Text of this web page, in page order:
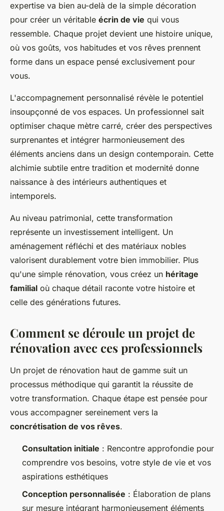
expertise va bien au-delà de la simple décoration
pour créer un véritable écrin de vie qui vous
ressemble. Chaque projet devient une histoire unique,
où vos goûts, vos habitudes et vos rêves prennent
forme dans un espace pensé exclusivement pour
vous.
L'accompagnement personnalisé révèle le potentiel
insoupçonné de vos espaces. Un professionnel sait
optimiser chaque mètre carré, créer des perspectives
surprenantes et intégrer harmonieusement des
éléments anciens dans un design contemporain. Cette
alchimie subtile entre tradition et modernité donne
naissance à des intérieurs authentiques et
intemporels.
Au niveau patrimonial, cette transformation
représente un investissement intelligent. Un
aménagement réfléchi et des matériaux nobles
valorisent durablement votre bien immobilier. Plus
qu'une simple rénovation, vous créez un héritage
familial où chaque détail raconte votre histoire et
celle des générations futures.
Comment se déroule un projet de
rénovation avec ces professionnels
Un projet de rénovation haut de gamme suit un
processus méthodique qui garantit la réussite de
votre transformation. Chaque étape est pensée pour
vous accompagner sereinement vers la
concrétisation de vos rêves.
Consultation initiale : Rencontre approfondie pour
comprendre vos besoins, votre style de vie et vos
aspirations esthétiques
Conception personnalisée : Élaboration de plans
sur mesure intégrant harmonieusement éléments